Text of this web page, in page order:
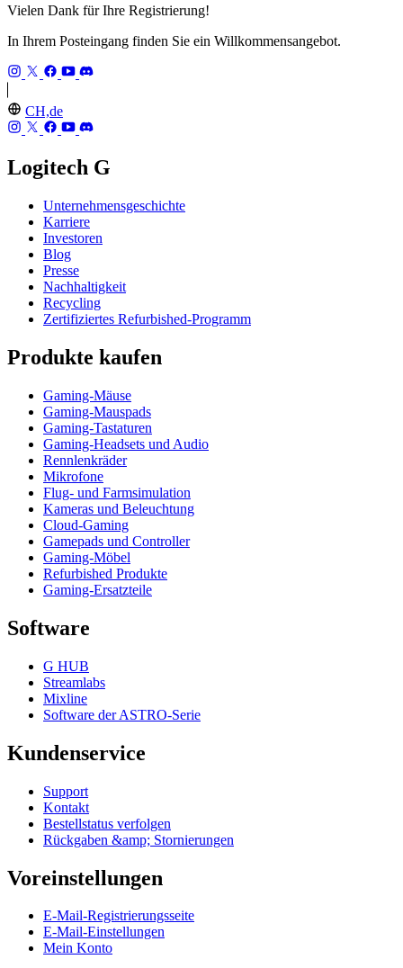
Vielen Dank für Ihre Registrierung!
In Ihrem Posteingang finden Sie ein Willkommensangebot.
CH,de
Logitech G
Unternehmensgeschichte
Karriere
Investoren
Blog
Presse
Nachhaltigkeit
Recycling
Zertifiziertes Refurbished-Programm
Produkte kaufen
Gaming-Mäuse
Gaming-Mauspads
Gaming-Tastaturen
Gaming-Headsets und Audio
Rennlenkräder
Mikrofone
Flug- und Farmsimulation
Kameras und Beleuchtung
Cloud-Gaming
Gamepads und Controller
Gaming-Möbel
Refurbished Produkte
Gaming-Ersatzteile
Software
G HUB
Streamlabs
Mixline
Software der ASTRO-Serie
Kundenservice
Support
Kontakt
Bestellstatus verfolgen
Rückgaben &amp; Stornierungen
Voreinstellungen
E-Mail-Registrierungsseite
E-Mail-Einstellungen
Mein Konto